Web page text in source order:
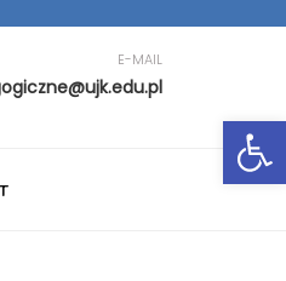
E-MAIL